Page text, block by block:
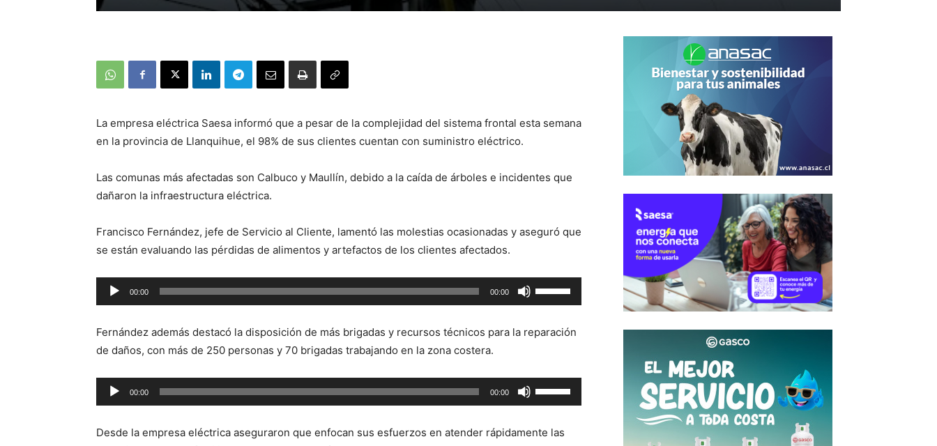
La empresa eléctrica Saesa informó que a pesar de la complejidad del sistema frontal esta semana
en la provincia de Llanquihue, el 98% de sus clientes cuentan con suministro eléctrico.
Las comunas más afectadas son Calbuco y Maullín, debido a la caída de árboles e incidentes que
dañaron la infraestructura eléctrica.
Francisco Fernández, jefe de Servicio al Cliente, lamentó las molestias ocasionadas y aseguró que
se están evaluando las pérdidas de alimentos y artefactos de los clientes afectados.
Reproductor
de
00:00 00:00
Utiliza
las
de
arriba/abajo
para
o
Fernández además destacó la disposición de más brigadas y recursos técnicos para la reparación
de daños, con más de 250 personas y 70 brigadas trabajando en la zona costera.
Reproductor
de
00:00 00:00
Utiliza
las
de
Desde la empresa eléctrica aseguraron que enfocan sus esfuerzos en atender rápidamente las